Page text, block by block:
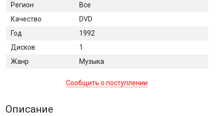
Регион
Все
Качество
DVD
Год
1992
Дисков
1
Жанр
Музыка
Сообщить о поступлении
Описание